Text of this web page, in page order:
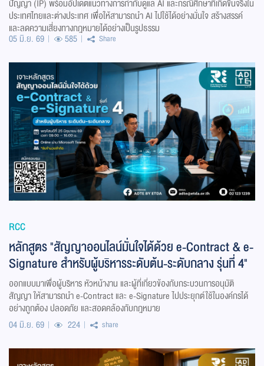
ปัญญา (IP) พร้อมอัปเดตแนวทางการกำกับดูแล AI และกรณีศึกษาที่เกิดขึ้นจริงใน
ประเทศไทยและต่างประเทศ เพื่อให้สามารถนำ AI ไปใช้ได้อย่างมั่นใจ สร้างสรรค์
และลดความเสี่ยงทางกฎหมายได้อย่างเป็นรูปธรรม
05 มิ.ย. 69 585 Share
RCC
หลักสูตร "สัญญาออนไลน์มั่นใจได้ด้วย e-Contract & e-
Signature สำหรับผู้บริหารระดับต้น-ระดับกลาง รุ่นที่ 4"
ออกแบบมาเพื่อผู้บริหาร หัวหน้างาน และผู้ที่เกี่ยวข้องกับกระบวนการอนุมัติ
สัญญา ให้สามารถนำ e-Contract และ e-Signature ไปประยุกต์ใช้ในองค์กรได้
อย่างถูกต้อง ปลอดภัย และสอดคล้องกับกฎหมาย
04 มิ.ย. 69
224 share